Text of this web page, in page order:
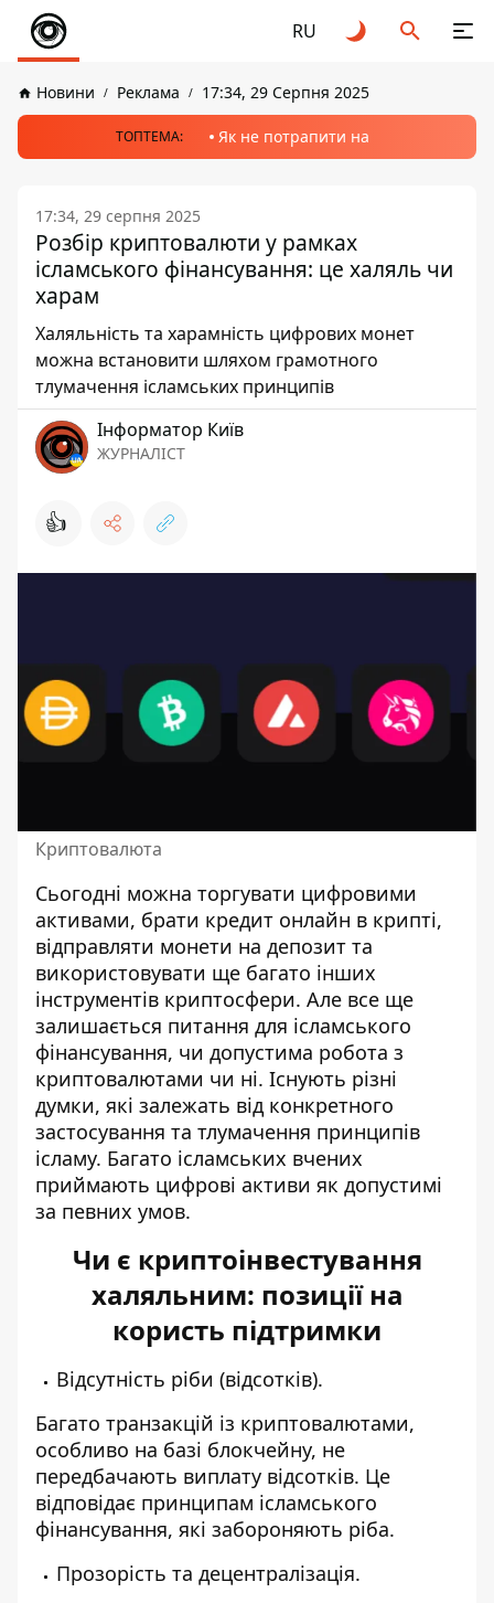
RU
Новини Реклама 17:34, 29 Серпня 2025
ТОПТЕМА: Як не потрапити на
17:34, 29 серпня 2025
Розбір криптовалюти у рамках
ісламського фінансування: це халяль чи
харам
Халяльність та харамність цифрових монет
можна встановити шляхом грамотного
тлумачення ісламських принципів
Інформатор Київ
ЖУРНАЛІСТ
👍
Криптовалюта
Сьогодні можна торгувати цифровими
активами, брати кредит онлайн в крипті,
відправляти монети на депозит та
використовувати ще багато інших
інструментів криптосфери. Але все ще
залишається питання для ісламського
фінансування, чи допустима робота з
криптовалютами чи ні. Існують різні
думки, які залежать від конкретного
застосування та тлумачення принципів
ісламу. Багато ісламських вчених
приймають цифрові активи як допустимі
за певних умов.
Чи є криптоінвестування
халяльним: позиції на
користь підтримки
Відсутність ріби (відсотків).
Багато транзакцій із криптовалютами,
особливо на базі блокчейну, не
передбачають виплату відсотків. Це
відповідає принципам ісламського
фінансування, які забороняють ріба.
Прозорість та децентралізація.